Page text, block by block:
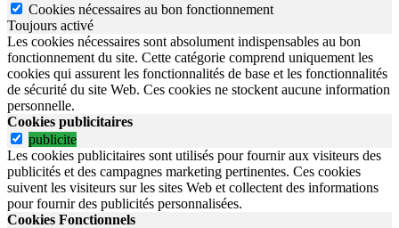
Cookies nécessaires au bon fonctionnement
Toujours activé
Les cookies nécessaires sont absolument indispensables au bon
fonctionnement du site. Cette catégorie comprend uniquement les
cookies qui assurent les fonctionnalités de base et les fonctionnalités
de sécurité du site Web. Ces cookies ne stockent aucune information
personnelle.
Cookies publicitaires
publicite
Les cookies publicitaires sont utilisés pour fournir aux visiteurs des
publicités et des campagnes marketing pertinentes. Ces cookies
suivent les visiteurs sur les sites Web et collectent des informations
pour fournir des publicités personnalisées.
Cookies Fonctionnels